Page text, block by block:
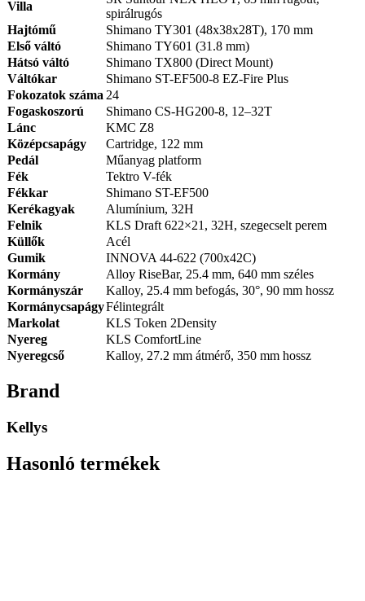
Villa
spirálrugós
Hajtómű
Shimano TY301 (48x38x28T), 170 mm
Első váltó
Shimano TY601 (31.8 mm)
Hátsó váltó
Shimano TX800 (Direct Mount)
Váltókar
Shimano ST-EF500-8 EZ-Fire Plus
Fokozatok száma24
Fogaskoszorú
Shimano CS-HG200-8, 12–32T
Lánc
KMC Z8
Középcsapágy
Cartridge, 122 mm
Pedál
Műanyag platform
Fék
Tektro V-fék
Fékkar
Shimano ST-EF500
Kerékagyak
Alumínium, 32H
Felnik
KLS Draft 622×21, 32H, szegecselt perem
Küllők
Acél
Gumik
INNOVA 44-622 (700x42C)
Kormány
Alloy RiseBar, 25.4 mm, 640 mm széles
Kormányszár
Kalloy, 25.4 mm befogás, 30°, 90 mm hossz
KormánycsapágyFélintegrált
Markolat
KLS Token 2Density
Nyereg
KLS ComfortLine
Nyeregcső
Kalloy, 27.2 mm átmérő, 350 mm hossz
Brand
Kellys
Hasonló termékek